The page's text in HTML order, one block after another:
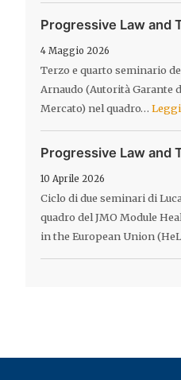
Progressive Law and
4 Maggio 2026
Terzo e quarto seminario
Arnaudo (Autorità Garante
Mercato) nel quadro…
Progressive Law and
10 Aprile 2026
Ciclo di due seminari di
quadro del JMO Module
in the European Union